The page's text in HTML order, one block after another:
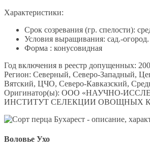
Характеристики:
Срок созревания (гр. спелости):
Условия выращивания: сад.-огород.
Форма : конусовидная
Год включения в реестр допущенных:
Регион: Северный, Северо-Западный,
Вятский, ЦЧО, Северо-Кавказский,
Оригинатор(ы): ООО «НАУЧНО-
ИНСТИТУТ СЕЛЕКЦИИ ОВОЩНЫХ
Воловье Ухо